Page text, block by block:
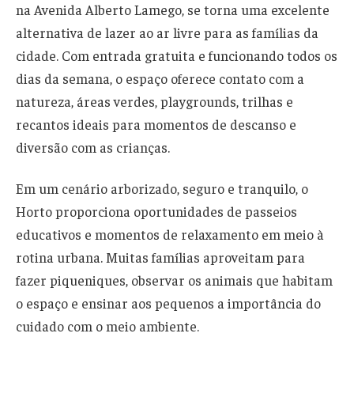
na Avenida Alberto Lamego, se torna uma excelente
alternativa de lazer ao ar livre para as famílias da
cidade. Com entrada gratuita e funcionando todos os
dias da semana, o espaço oferece contato com a
natureza, áreas verdes, playgrounds, trilhas e
recantos ideais para momentos de descanso e
diversão com as crianças.
Em um cenário arborizado, seguro e tranquilo, o
Horto proporciona oportunidades de passeios
educativos e momentos de relaxamento em meio à
rotina urbana. Muitas famílias aproveitam para
fazer piqueniques, observar os animais que habitam
o espaço e ensinar aos pequenos a importância do
cuidado com o meio ambiente.